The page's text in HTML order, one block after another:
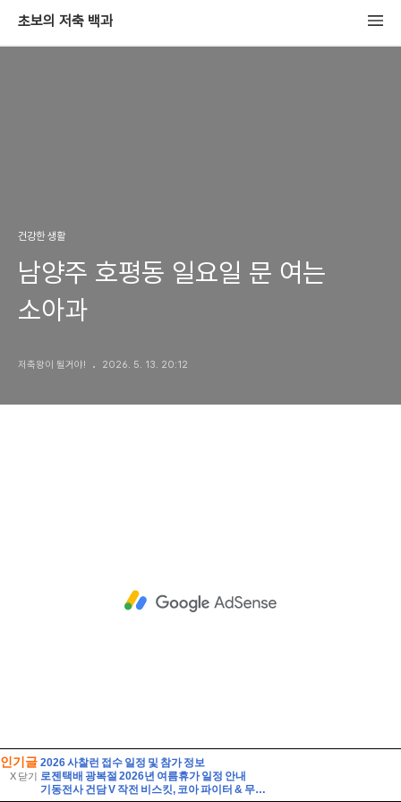
인기글
X 닫기
2026 사찰런 접수 일정 및 참가 정보
로젠택배 광복절 2026년 여름휴가 일정 안내
기동전사 건담 V 작전 비스킷, 코아 파이터 & 무장 세트